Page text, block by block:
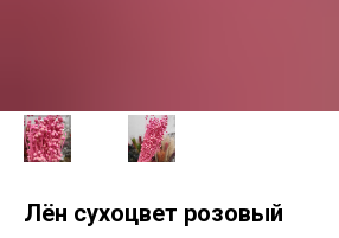
Лён сухоцвет розовый